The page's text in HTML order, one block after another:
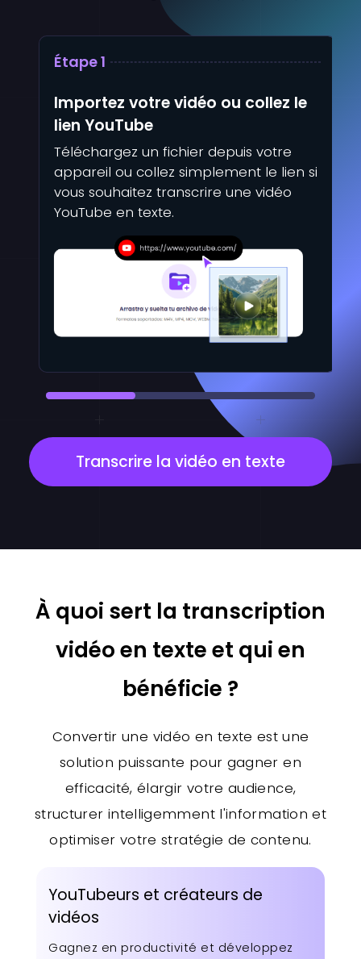
Étape 1
Importez votre vidéo ou collez le
lien YouTube
Téléchargez un fichier depuis votre
appareil ou collez simplement le lien si
vous souhaitez transcrire une vidéo
YouTube en texte.
Transcrire la vidéo en texte
À quoi sert la transcription
vidéo en texte et qui en
bénéficie ?
Convertir une vidéo en texte est une
solution puissante pour gagner en
efficacité, élargir votre audience,
structurer intelligemment l'information et
optimiser votre stratégie de contenu.
YouTubeurs et créateurs de
vidéos
Gagnez en productivité et développez